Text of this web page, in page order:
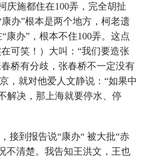
庆施都住在100弄，完全胡扯
办”根本是两个地方，柯老遗
康办”，根本不住100弄。这点
可笑！）大叫：“我们要造张
桥有分歧，张春桥不一定没有
，就对他爱人文静说：“如果中
解决，那上海就要停水、停
接到报告说“康办“ 被大批“赤
不清楚。我告知王洪文，王也